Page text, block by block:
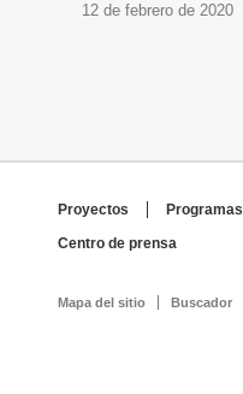
12 de febrero de 2020
Proyectos Programas
Centro de prensa
Mapa del sitio Buscador